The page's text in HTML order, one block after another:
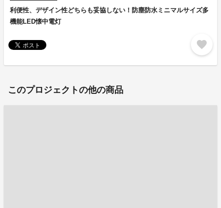
利便性、デザイン性どちらも妥協しない！防塵防水ミニマルサイズ多
機能LED懐中電灯
favorite
このプロジェクトの他の商品